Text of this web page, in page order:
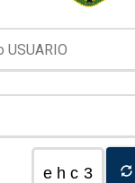
e h c 3